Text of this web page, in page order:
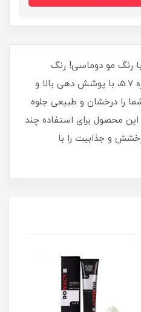
رنگ مو دوماسی! رنگ
قهوه‌ای شکلاتی روشن شماره 5.7، با پوشش دهی بالا و
را درخشان و طبیعی جلوه
میلی‌ لیتر این محصول برای استفاده چند
و جذابیت را با